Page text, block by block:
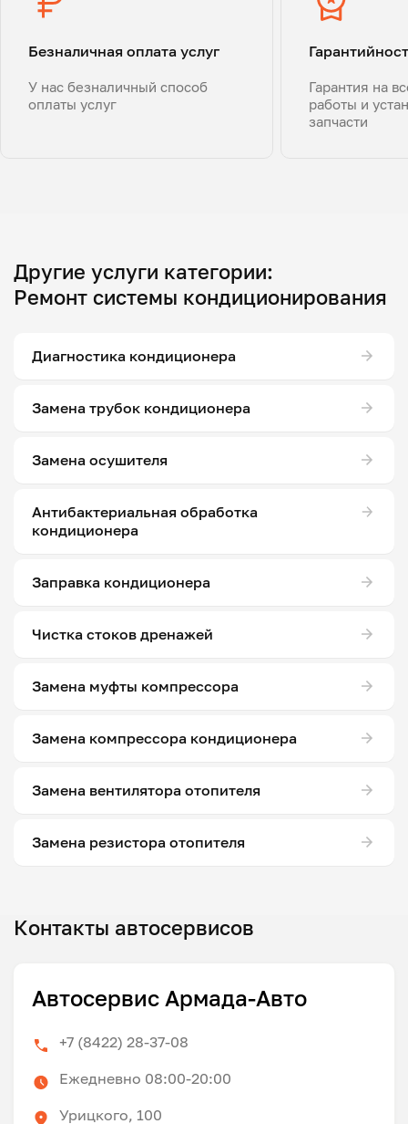
Безналичная оплата услуг
У нас безналичный способ
оплаты услуг
Гарантия на
работы и
запчасти
Другие услуги категории:
Ремонт системы кондиционирования
Диагностика кондиционера
Замена трубок кондиционера
Замена осушителя
Антибактериальная обработка
кондиционера
Заправка кондиционера
Чистка стоков дренажей
Замена муфты компрессора
Замена компрессора кондиционера
Замена вентилятора отопителя
Замена резистора отопителя
Контакты автосервисов
Автосервис Армада-Авто
+7 (8422) 28-37-08
Ежедневно 08:00-20:00
Урицкого, 100